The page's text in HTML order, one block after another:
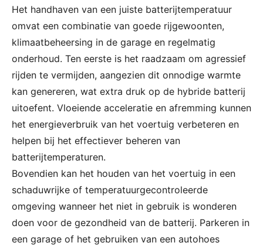
Het handhaven van een juiste batterijtemperatuur
omvat een combinatie van goede rijgewoonten,
klimaatbeheersing in de garage en regelmatig
onderhoud. Ten eerste is het raadzaam om agressief
rijden te vermijden, aangezien dit onnodige warmte
kan genereren, wat extra druk op de hybride batterij
uitoefent. Vloeiende acceleratie en afremming kunnen
het energieverbruik van het voertuig verbeteren en
helpen bij het effectiever beheren van
batterijtemperaturen.
Bovendien kan het houden van het voertuig in een
schaduwrijke of temperatuurgecontroleerde
omgeving wanneer het niet in gebruik is wonderen
doen voor de gezondheid van de batterij. Parkeren in
een garage of het gebruiken van een autohoes